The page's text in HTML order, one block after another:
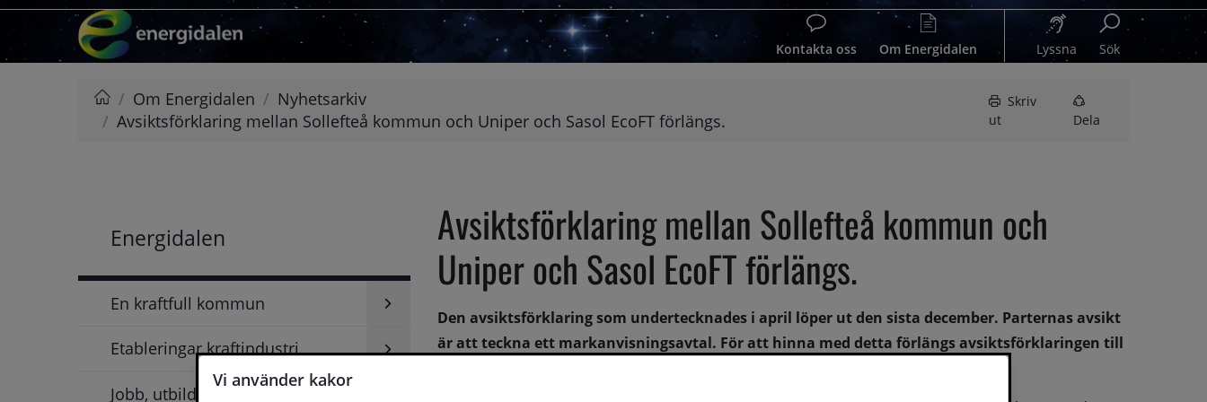
Hoppa till innehåll
Kontakta oss Om Energidalen Lyssna Sök
Energidalen
/ Om Energidalen / Nyhetsarkiv
/ Avsiktsförklaring mellan Sollefteå kommun och Uniper och Sasol EcoFT förlängs.
Skriv
ut
Dela
Energidalen
En kraftfull kommun
Undersidor
Etableringar kraftindustri
Jobb, utbildning och FoU
Avsiktsförklaring mellan Sollefteå kommun och
Uniper och Sasol EcoFT förlängs.
Den avsiktsförklaring som undertecknades i april löper ut den sista december. Parternas avsikt
är att teckna ett markanvisningsavtal. För att hinna med detta förlängs avsiktsförklaringen till
Vi använder kakor